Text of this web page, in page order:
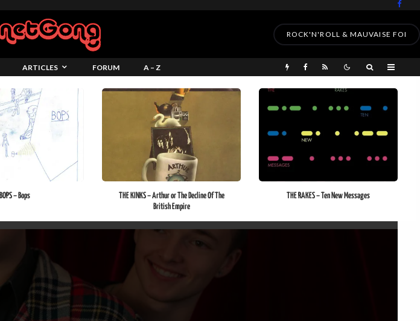
ROCK'N'ROLL & MAUVAISE FOI
ARTICLES FORUM A – Z
BOPS – Bops
THE KINKS – Arthur or The Decline Of The
British Empire
THE RAKES – Ten New Messages